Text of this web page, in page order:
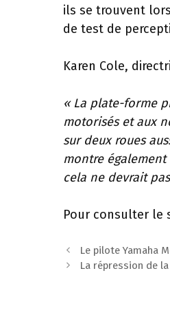
ils se trouvent
de test de
Karen Cole,
« La plate-forme
motorisés et aux
sur deux roues
montre également
cela ne devrait
Pour consulter le
Navigation
des
Le pilote Yamaha
La répression de